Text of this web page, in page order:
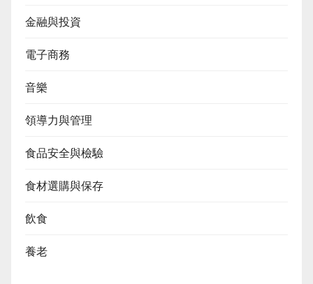
金融與投資
電子商務
音樂
領導力與管理
食品安全與檢驗
食材選購與保存
飲食
養老